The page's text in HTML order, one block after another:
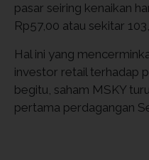
pasar seiring kenaikan
Rp57,00 atau sekitar
Hal ini yang
investor retail terhadap
begitu, saham MSKY
pertama perdagangan